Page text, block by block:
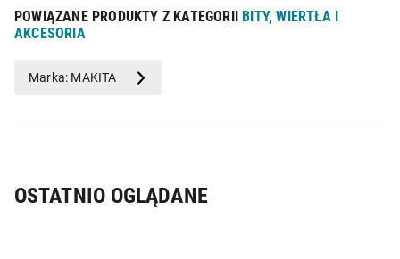
szczegóły produktu):Produkt wprowadzony do obrotu na
terenie UE przed 13.12.2024 r.
POWIĄZANE PRODUKTY Z KATEGORII BITY, WIERTŁA I
AKCESORIA
Marka: MAKITA
OSTATNIO OGLĄDANE